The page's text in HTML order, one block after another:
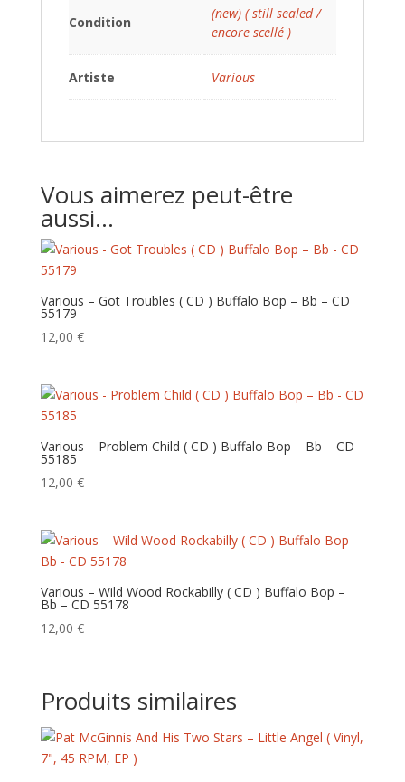
Condition
(new) ( still sealed /
encore scellé )
Artiste Various
Vous aimerez peut-être
aussi…
Various – Got Troubles ( CD ) Buffalo Bop – Bb – CD
55179
12,00 €
Various – Problem Child ( CD ) Buffalo Bop – Bb – CD
55185
12,00 €
Various – Wild Wood Rockabilly ( CD ) Buffalo Bop –
Bb – CD 55178
12,00 €
Produits similaires